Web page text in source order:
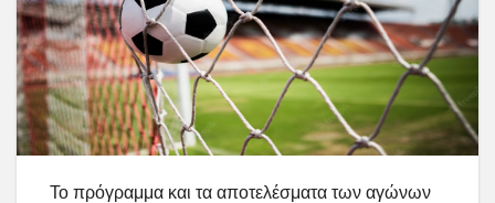
Το πρόγραμμα και τα αποτελέσματα των αγώνων